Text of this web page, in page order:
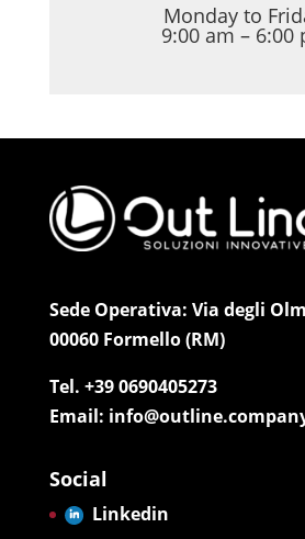
Monday to
9:00 am – 6:00
Sede Operativa: Via degli
00060 Formello (RM)
Tel. +39 0690405273
Email:
Social
Linkedin